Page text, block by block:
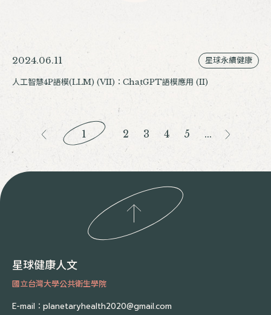
2024.06.11 星球永續健康
人工智慧4P語模(LLM) (VII)：ChatGPT語模應用 (II)
1 2 3 4 5 ...
星球健康人文
國立台灣大學公共衛生學院
E-mail： planetaryhealth2020@gmail.com